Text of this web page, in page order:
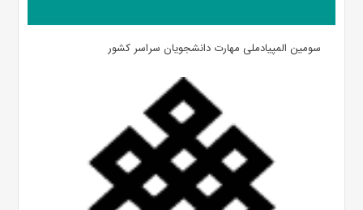
سومین المپیادملی مهارت دانشجویان سراسر کشور